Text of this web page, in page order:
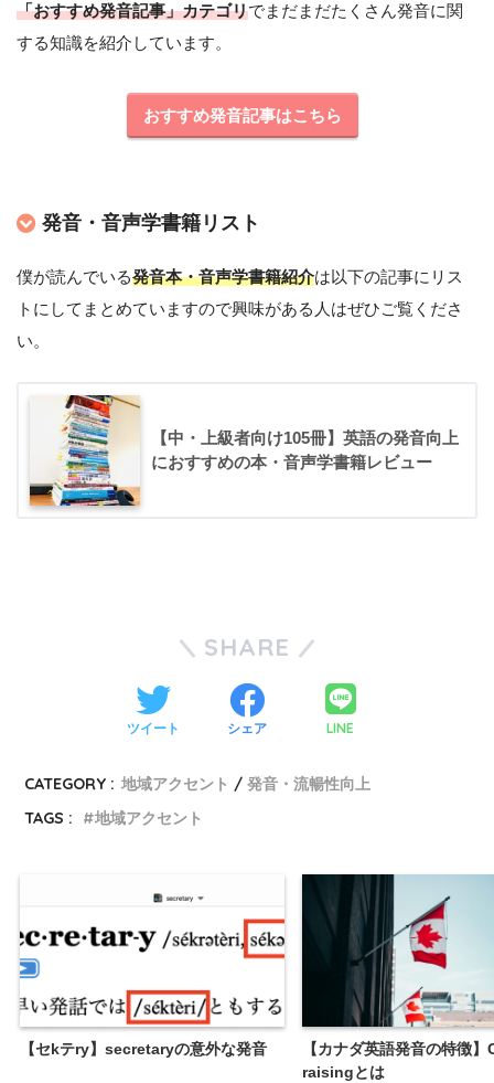
「おすすめ発音記事」カテゴリでまだまだたくさん発音に関
する知識を紹介しています。
おすすめ発音記事はこちら
発音・音声学書籍リスト
僕が読んでいる発音本・音声学書籍紹介は以下の記事にリス
トにしてまとめていますので興味がある人はぜひご覧くださ
い。
【中・上級者向け105冊】英語の発音向上
におすすめの本・音声学書籍レビュー
SHARE
ツイート シェア LINE
CATEGORY : 地域アクセント
発音・流暢性向上
TAGS :
地域アクセント
【セkテry】secretaryの意外な発音
【カナダ英語発音の特徴
raisingとは